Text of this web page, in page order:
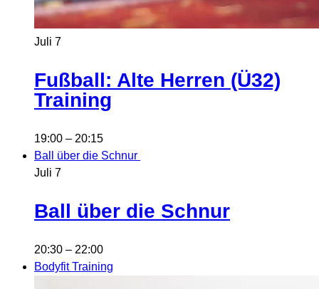
Juli 7
Fußball: Alte Herren (Ü32)
Training
19:00 – 20:15
Ball über die Schnur
Juli 7
Ball über die Schnur
20:30 – 22:00
Bodyfit Training